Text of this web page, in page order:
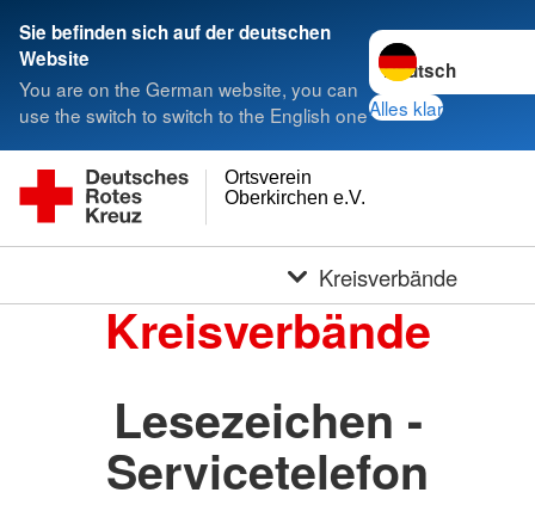
Sie befinden sich auf der deutschen
Website
You are on the German website, you can
use the switch to switch to the English one
Sprache wechseln
Alles klar
Oberkirchen e.V.
Ortsverein
Kreisverbände
Kreisverbände
Lesezeichen -
Servicetelefon